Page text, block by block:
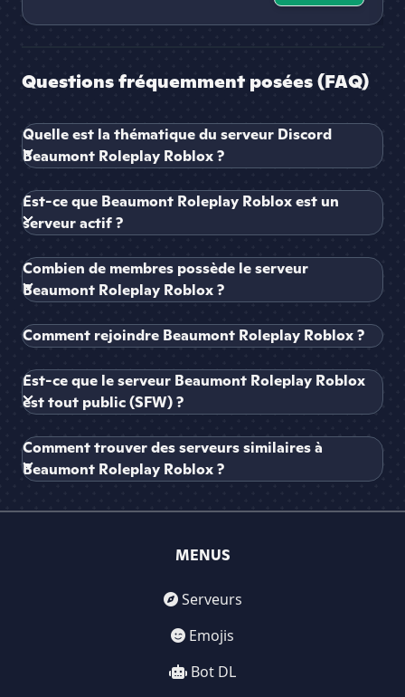
Questions fréquemment posées (FAQ)
Quelle est la thématique du serveur Discord
Beaumont Roleplay Roblox ?
Est-ce que Beaumont Roleplay Roblox est un
serveur actif ?
Combien de membres possède le serveur
Beaumont Roleplay Roblox ?
Comment rejoindre Beaumont Roleplay Roblox ?
Est-ce que le serveur Beaumont Roleplay Roblox
est tout public (SFW) ?
Comment trouver des serveurs similaires à
Beaumont Roleplay Roblox ?
MENUS
Serveurs
Emojis
Bot DL